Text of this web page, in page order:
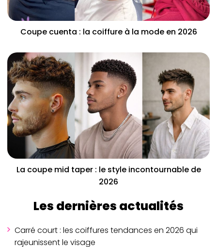
Coupe cuenta : la coiffure à la mode en 2026
La coupe mid taper : le style incontournable de
2026
Les dernières actualités
Carré court : les coiffures tendances en 2026 qui
rajeunissent le visage